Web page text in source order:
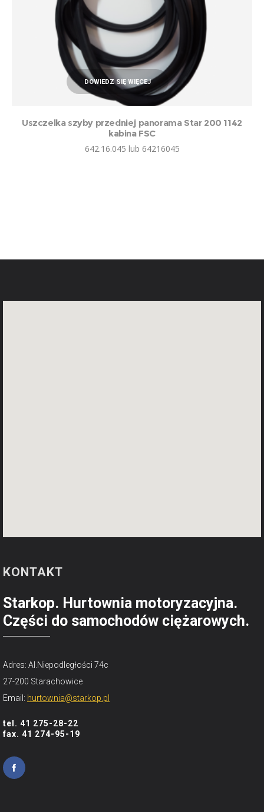
DOWIEDZ SIĘ WIĘCEJ
Uszczelka szyby przedniej panorama Star 200 1142
kabina FSC
642.16.045 lub 64216045
KONTAKT
Starkop. Hurtownia motoryzacyjna.
Części do samochodów ciężarowych.
Adres: Al.Niepodległości 74c
27-200 Starachowice
Email: hurtownia@starkop.pl
tel. 41 275-28-22
fax. 41 274-95-19